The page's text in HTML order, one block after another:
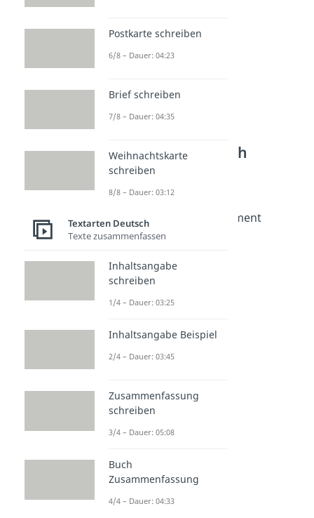
Textarten Deutsch
Argumenttypen
Argumenttypen
Analogisierendes Argument
Dauer: 03:10
Dauer: 02:44
Autoritätsargument
Strohmann-Argument
Diskussion
Postkarte schreiben
6/8 – Dauer: 04:23
Brief schreiben
7/8 – Dauer: 04:35
Weihnachtskarte
schreiben
8/8 – Dauer: 03:12
Textarten Deutsch
Texte zusammenfassen
Inhaltsangabe
schreiben
1/4 – Dauer: 03:25
Inhaltsangabe Beispiel
2/4 – Dauer: 03:45
Zusammenfassung
schreiben
3/4 – Dauer: 05:08
Buch
Zusammenfassung
4/4 – Dauer: 04:33